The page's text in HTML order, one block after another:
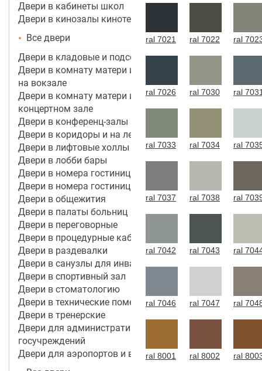
Двери в кабинеты школ
Двери в кинозалы кинотеатров
Все двери
Двери в кладовые и подсобные помещения
Двери в комнату матери и ребенка в аэропорту,
на вокзале
Двери в комнату матери и ребенка в кинотеатре,
концертном зале
Двери в конференц-залы
Двери в коридоры и на лестничные марши
Двери в лифтовые холлы
Двери в лобби бары
Двери в номера гостиницы 3*
Двери в номера гостиницы 4*-5*
Двери в общежития
Двери в палаты больниц
Двери в переговорные
Двери в процедурные кабинеты
Двери в раздевалки
Двери в санузлы для инвалидов
Двери в спортивный зал
Двери в стоматологию
Двери в технические помещения
Двери в тренерские
Двери для административных зданий и
госучреждений
Двери для аэропортов и вокзалов
ral 7021 ral 7022 ral
ral 7026 ral 7030 ral
ral 7033 ral 7034 ral
ral 7037 ral 7038 ral
ral 7042 ral 7043 ral
ral 7046 ral 7047 ral
ral 8001 ral 8002 ral